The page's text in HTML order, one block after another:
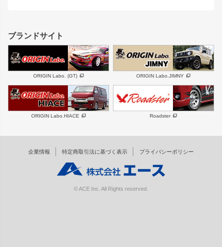
GS350
SC
スバル 三菱
デリカ D:5
軽自動車 汎用
ボンネット
フェンダー
サイドパーツ
リアゲート
メンテナンスパーツ
ハイエースパーツ
ホイール
DAYTONA-RS
DAYTONA-RS NEO
エアロシリーズ
RUGGER MODEL
DTM:exclusive
オーバーフェンダー
ワイパーガード
ブランドサイト
ORIGIN Labo. (GT) ORIGIN Labo.JIMNY
ORIGIN Labo.HIACE Roadster
企業情報 特定商取引法に基づく表示 プライバシーポリシー
© ACE Inc. All Rights reserved.